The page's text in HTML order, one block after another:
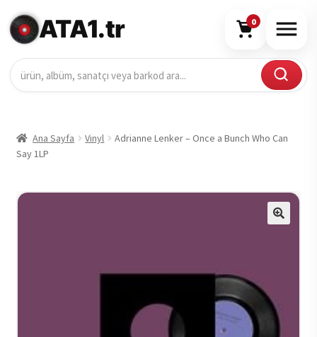
ATA1.tr 0
Ana Sayfa Vinyl
Adrianne Lenker – Once a Bunch Who Can
Say 1LP